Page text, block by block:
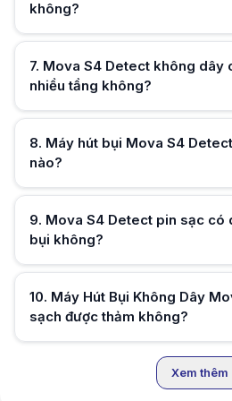
không?
Hữu ích (0 )
7. Mova S4 Detect không dây
nhiều tầng không?
8. Máy hút bụi Mova S4
nào?
Hữu ích (0
9. Mova S4 Detect pin sạc có
bụi không?
Hữu ích (0)
10. Máy Hút Bụi Không Dây
sạch được thảm không?
Xem thêm